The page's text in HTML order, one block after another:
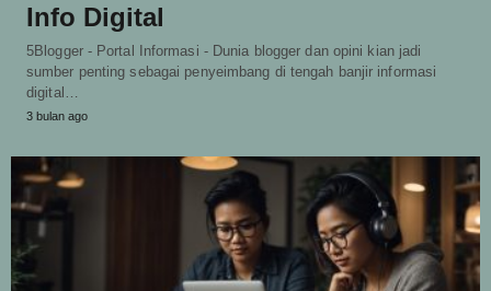
Info Digital
5Blogger - Portal Informasi - Dunia blogger dan opini kian jadi
sumber penting sebagai penyeimbang di tengah banjir informasi
digital…
3 bulan ago